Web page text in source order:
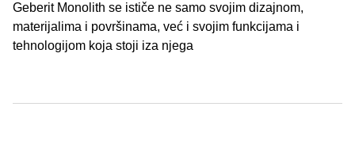
Geberit Monolith se ističe ne samo svojim dizajnom,
materijalima i površinama, već i svojim funkcijama i
tehnologijom koja stoji iza njega